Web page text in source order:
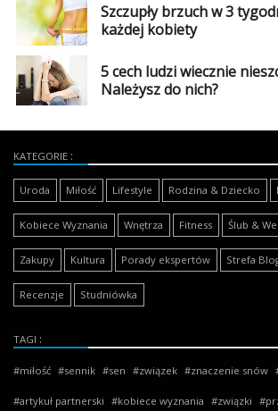
Szczupły brzuch w 3
każdej kobiety
5 cech ludzi wiecznie
Należysz do nich?
KATEGORIE
Uroda Miłość Lifestyle Rodzina & Dziecko
Kobiece Wyznania Wnętrza Fitness Ślub &
Zakupy Kultura Porady ekspertów Strefa
Recenzje Studniówka
TAGI
miłość sennik sen związek znaczenie snów
artykuł partnerski kobiece wyznania związki